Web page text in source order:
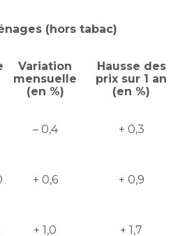
(hors tabac)
Variation
mensuelle
(en %)
Hausse des
prix sur 1 an
(en %)
– 0,4 + 0,3
+ 0,6 + 0,9
+ 1,0 + 1,7